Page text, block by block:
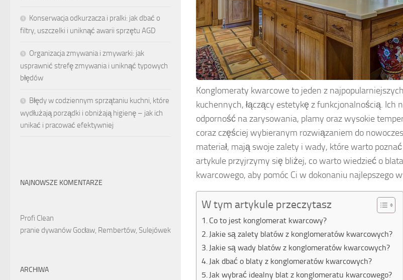
Konglomeraty kwarcowe to jeden z
kuchennych, łączący estetykę z funkcjonalnością. Ich
odporność na zarysowania, plamy oraz wysokie
coraz częściej wybieranym rozwiązaniem do
materiał, mają swoje zalety i wady, które warto
artykule przyjrzymy się bliżej, co warto wiedzieć o
kwarcowego, aby pomóc Ci w dokonaniu najlepszego
W tym artykule przeczytasz
Co to jest konglomerat kwarcowy?
Jakie są zalety blatów z konglomeratów kwarcowych?
Jakie są wady blatów z konglomeratów kwarcowych?
Jak dbać o blaty z konglomeratów kwarcowych?
Jak wybrać idealny blat z konglomeratu kwarcowego?
Konserwacja odkurzacza i pralki: jak dbać o
filtry, uszczelki i uniknąć awarii sprzętu AGD
Organizacja zmywania i zmywarki: jak
usprawnić strefę zmywania i uniknąć typowych
błędów
Błędy w codziennym sprzątaniu kuchni, które
wydłużają porządki i obniżają higienę – jak ich
unikać i pracować efektywniej
NAJNOWSZE KOMENTARZE
Profi Clean
pranie dywanów Gocław, Rembertów, Sulejówek
ARCHIWA